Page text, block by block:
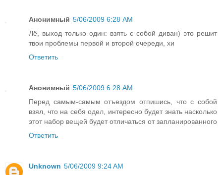
Анонимный 5/06/2009 6:28 AM
Лё, выход только один: взять с собой диван) это решит
твои проблемы первой и второй очереди, хи
Ответить
Анонимный 5/06/2009 6:28 AM
Перед самым-самым отъездом отпишись, что с собой
взял, что на себя одел, интересно будет знать насколько
этот набор вещей будет отличаться от запланированного
Ответить
Unknown 5/06/2009 9:24 AM